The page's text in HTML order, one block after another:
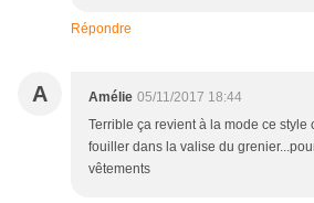
Répondre
A Amélie 05/11/2017 18:44
Terrible ça revient à la mode ce style
fouiller dans la valise du
vêtements